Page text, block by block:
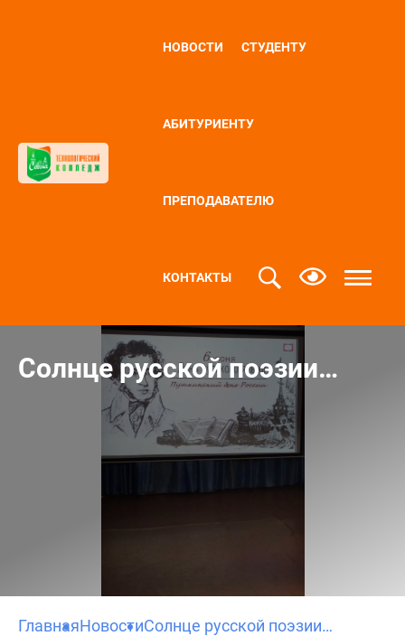
НОВОСТИ СТУДЕНТУ
АБИТУРИЕНТУ
ПРЕПОДАВАТЕЛЮ
КОНТАКТЫ
Солнце русской поэзии…
ГлавнаяНовостиСолнце русской поэзии…